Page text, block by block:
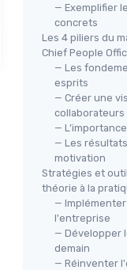
— Exemplifier
concrets
Les 4 piliers du
Chief People
— Les
esprits
— Créer une
collaborateurs
—
— Les
motivation
Stratégies et
théorie à la
—
l'entreprise
— Développer
demain
— Réinventer